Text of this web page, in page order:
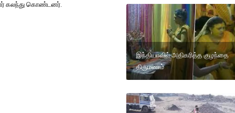
கலந்து கொண்டனர்.
இந்தியாவில் அதிகரித்த குழந்தை
திருமணம்